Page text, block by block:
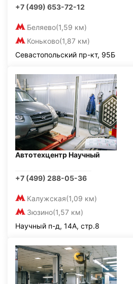
+7 (499) 653-72-12
Беляево(1,59 км)
Коньково(1,87 км)
Севастопольский пр-кт, 95Б
Автотехцентр Научный
+7 (499) 288-05-36
Калужская(1,09 км)
Зюзино(1,57 км)
Научный п-д, 14А, стр.8